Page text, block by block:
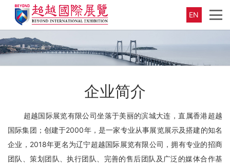
EN
企业简介
超越国际展览有限公司坐落于美丽的滨城大连，直属香港超越
国际集团；创建于2000年，是一家专业从事展览展示及搭建的知名
企业，2018年更名为辽宁超越国际展览有限公司，拥有专业的招商
团队、策划团队、执行团队、完善的售后团队及广泛的媒体合作基